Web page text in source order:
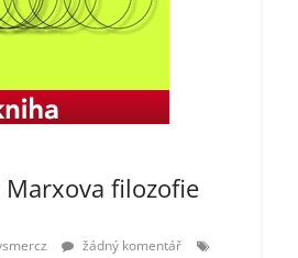
filozofie
žádný komentář